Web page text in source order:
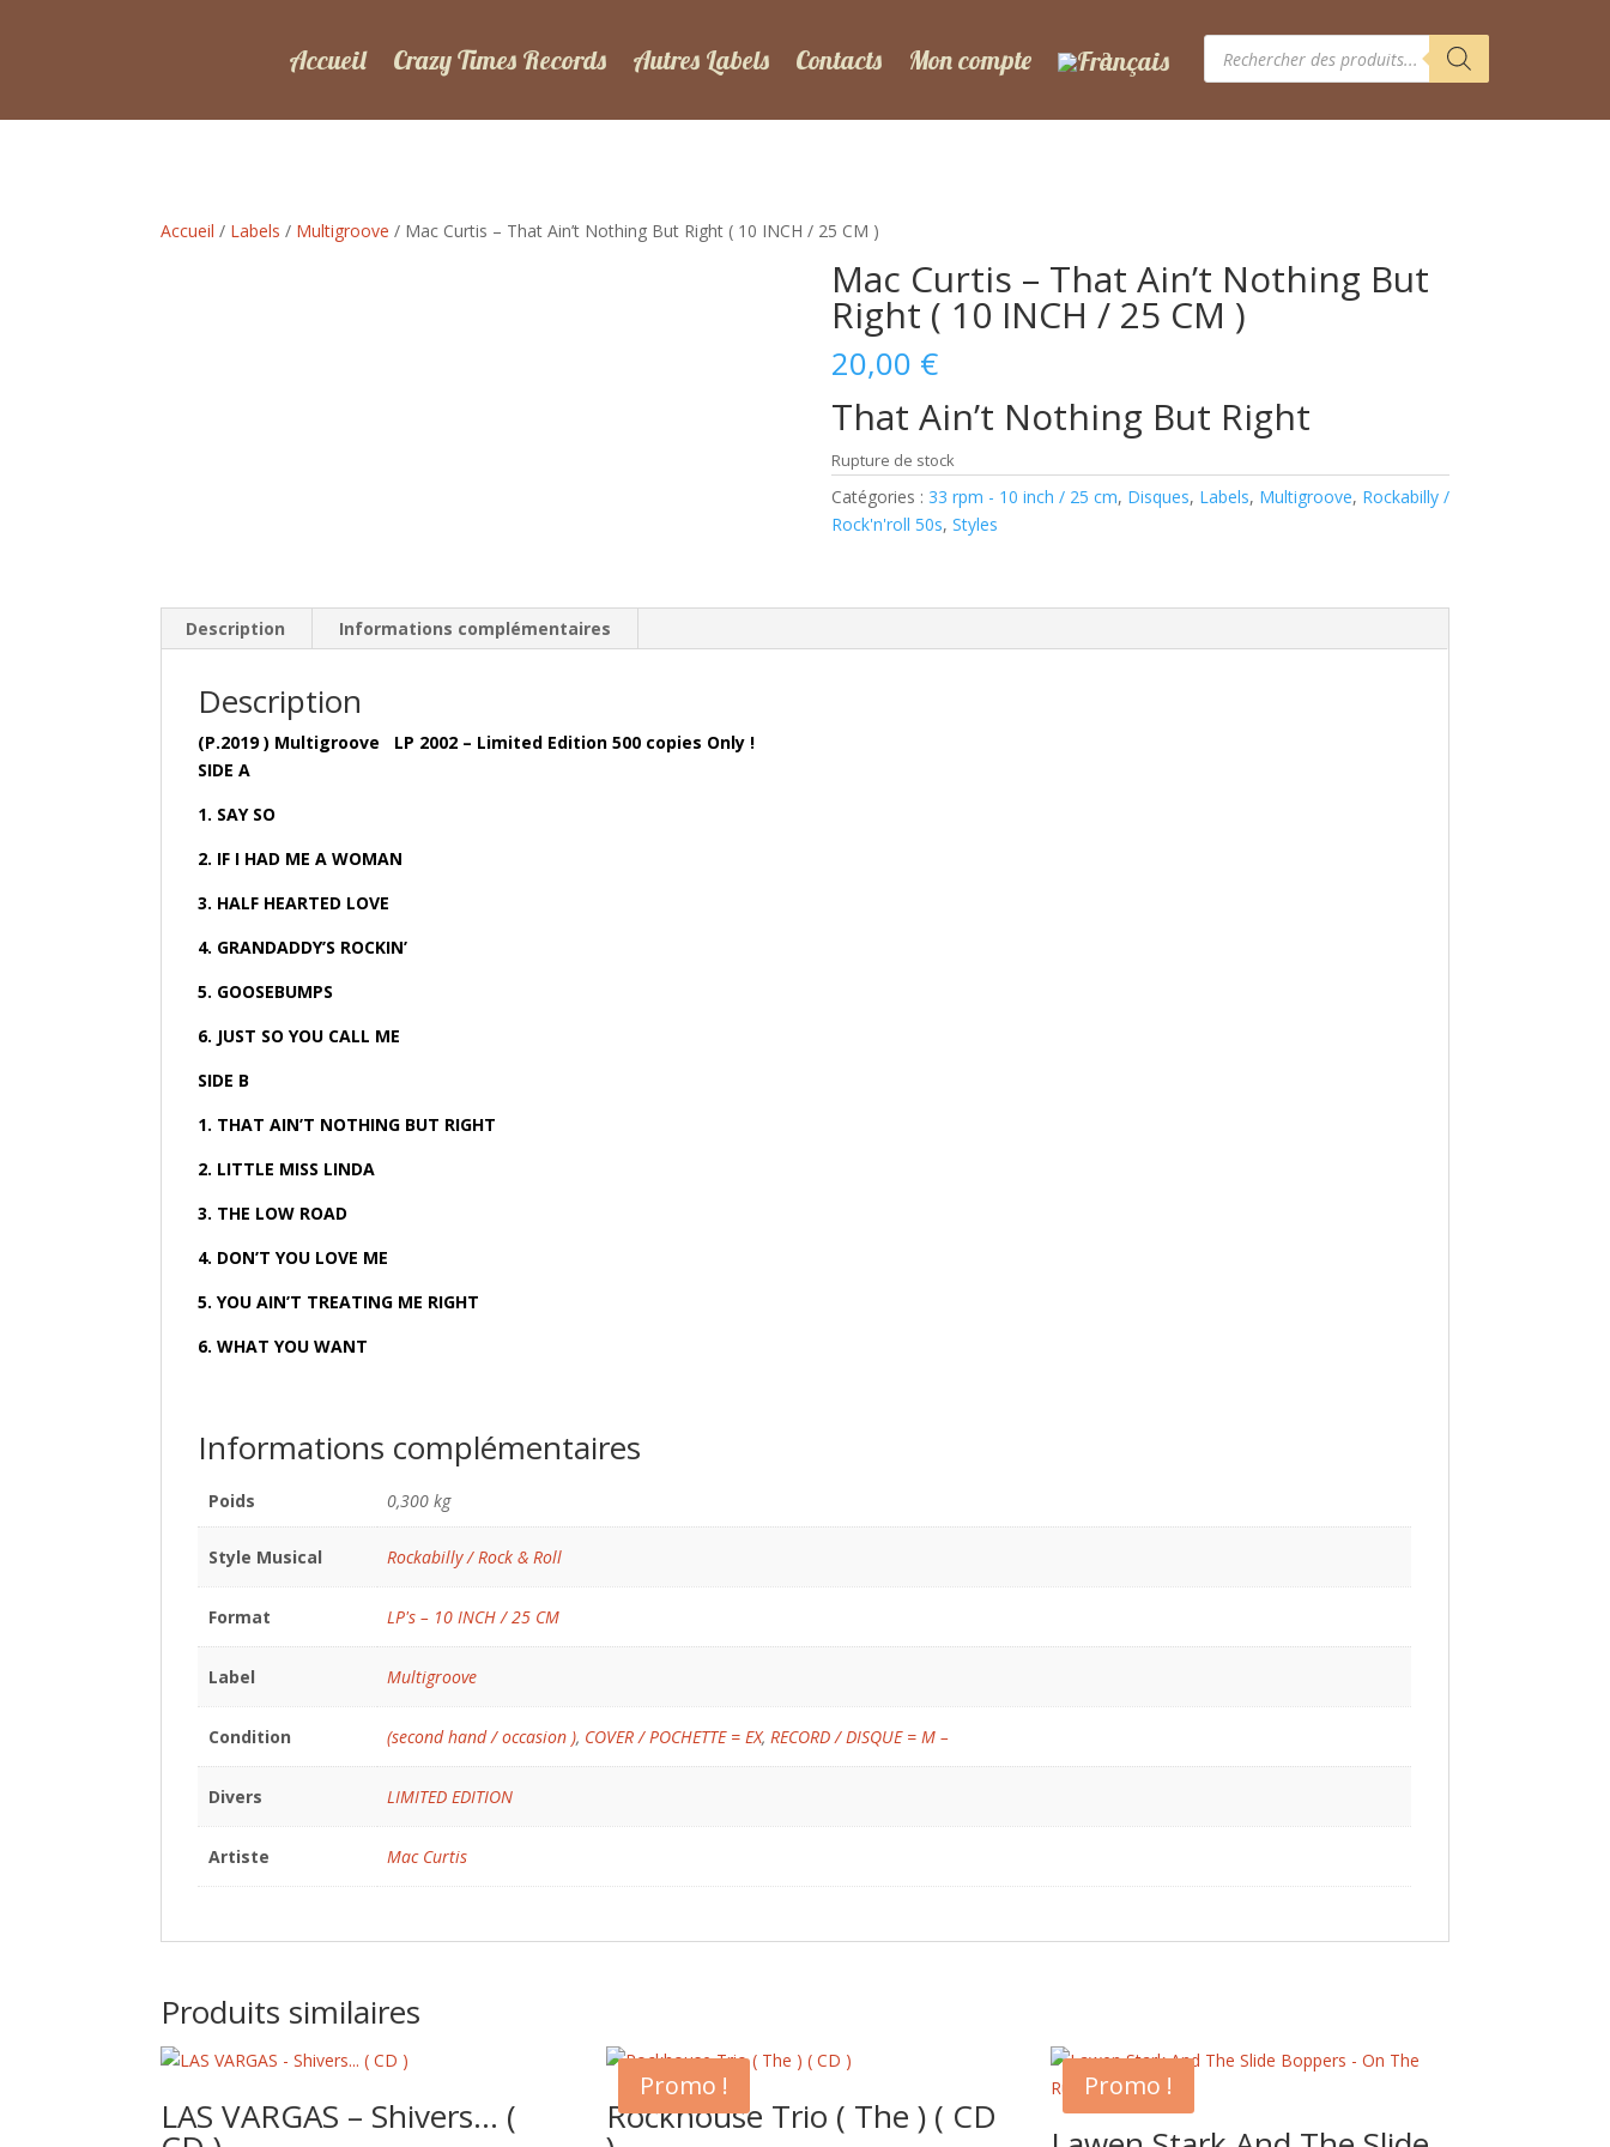
Accueil Crazy Times Records Autres Labels Contacts Mon compte
Recherche
produits
Accueil / Labels / Multigroove / Mac Curtis – That Ain’t Nothing But Right ( 10 INCH / 25 CM )
Mac Curtis – That Ain’t Nothing But
Right ( 10 INCH / 25 CM )
20,00 €
That Ain’t Nothing But Right
Rupture de stock
Catégories : 33 rpm - 10 inch / 25 cm, Disques, Labels, Multigroove, Rockabilly /
Rock'n'roll 50s, Styles
Description Informations complémentaires
Description
(P.2019 ) Multigroove LP 2002 – Limited Edition 500 copies Only !
SIDE A
1. SAY SO
2. IF I HAD ME A WOMAN
3. HALF HEARTED LOVE
4. GRANDADDY’S ROCKIN’
5. GOOSEBUMPS
6. JUST SO YOU CALL ME
SIDE B
1. THAT AIN’T NOTHING BUT RIGHT
2. LITTLE MISS LINDA
3. THE LOW ROAD
4. DON’T YOU LOVE ME
5. YOU AIN’T TREATING ME RIGHT
6. WHAT YOU WANT
Informations complémentaires
Poids 0,300 kg
Style Musical Rockabilly / Rock & Roll
Format LP's – 10 INCH / 25 CM
Label Multigroove
Condition (second hand / occasion ), COVER / POCHETTE = EX,RECORD / DISQUE = M –
Divers LIMITED EDITION
Artiste Mac Curtis
Produits similaires
LAS VARGAS – Shivers… (
Promo !
Rockhouse Trio ( The ) ( CD
Promo !